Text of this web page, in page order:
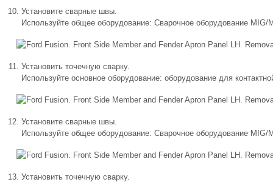
Установите сварные швы.
Используйте общее оборудование: Сварочное оборудование MIG/
Установить точечную сварку.
Используйте основное оборудование: оборудование для
Установите сварные швы.
Используйте общее оборудование: Сварочное оборудование MIG/
Установить точечную сварку.